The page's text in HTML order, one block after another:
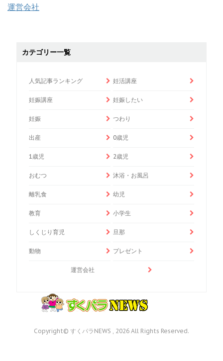
運営会社
カテゴリー一覧
人気記事ランキング 妊活講座
妊娠講座 妊娠したい
妊娠 つわり
出産 0歳児
1歳児 2歳児
おむつ 沐浴・お風呂
離乳食 幼児
教育 小学生
しくじり育児 旦那
動物 プレゼント
運営会社
Copyright© すくパラNEWS , 2026 All Rights Reserved.